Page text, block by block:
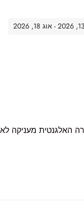
האלגנטית מעניקה